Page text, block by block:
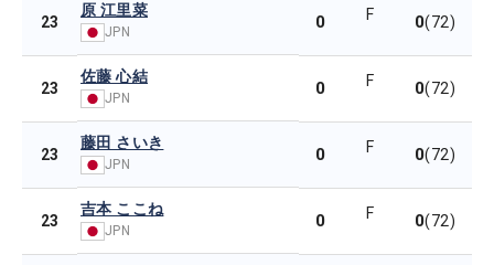
23
原 江里菜
JPN 0 F 0(72)
23
佐藤 心結
JPN 0 F 0(72)
23
藤田 さいき
JPN 0 F 0(72)
23
吉本 ここね
JPN 0 F 0(72)